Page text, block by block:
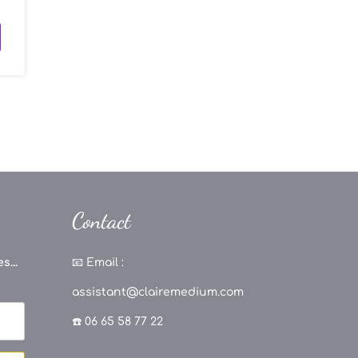
Contact
📧 Email :
assistant@clairemedium.com
☎️ 06 65 58 77 22